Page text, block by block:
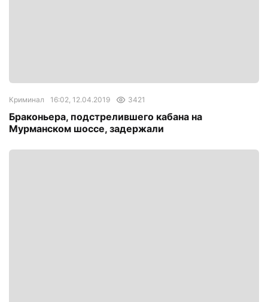
Криминал 16:02, 12.04.2019 3421
Браконьера, подстрелившего кабана на
Мурманском шоссе, задержали